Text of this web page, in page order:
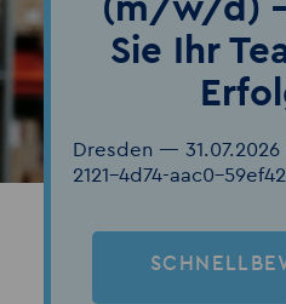
(m/w/d)
Sie Ihr
Dresden —
2121-4d74-aac0-